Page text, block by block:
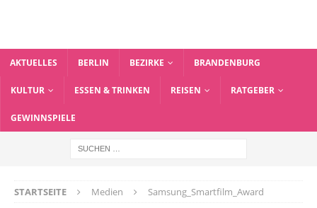
AKTUELLES BERLIN BEZIRKE BRANDENBURG
KULTUR ESSEN & TRINKEN REISEN RATGEBER
GEWINNSPIELE
STARTSEITE Medien Samsung_Smartfilm_Award